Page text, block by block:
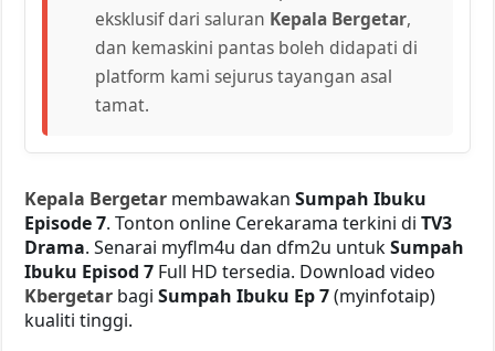
eksklusif dari saluran Kepala Bergetar,
dan kemaskini pantas boleh didapati di
platform kami sejurus tayangan asal
tamat.
Kepala Bergetar membawakanSumpah Ibuku
Episode 7. Tonton online Cerekarama terkini diTV3
Drama. Senarai myflm4u dan dfm2u untukSumpah
Ibuku Episod 7 Full HD tersedia. Download video
Kbergetar bagiSumpah Ibuku Ep 7(myinfotaip)
kualiti tinggi.